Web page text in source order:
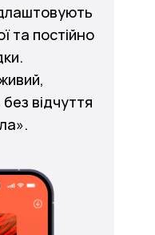
та постійно
відчуття